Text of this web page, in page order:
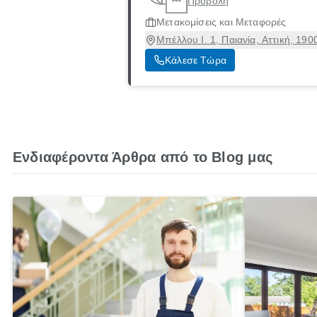
Μετακομίσεις και Μεταφορές
Μπέλλου Ι. 1, Παιανία, Αττική,
Κάλεσε Τώρα
Ενδιαφέροντα Άρθρα από το Blog μας